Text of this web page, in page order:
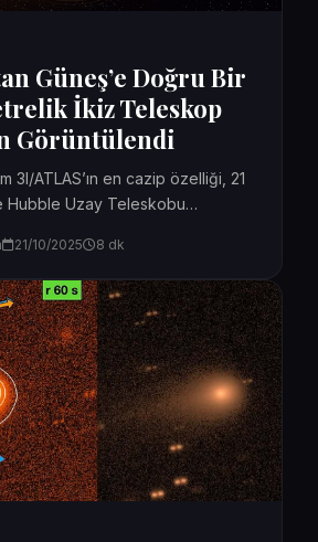
Güneş’e Doğru Bir
İkiz Teleskop
Görüntülendi
3I/ATLAS’ın en cazip özelliği, 21
Hubble Uzay Teleskobu
analiz...
21/10/2025 8 dk